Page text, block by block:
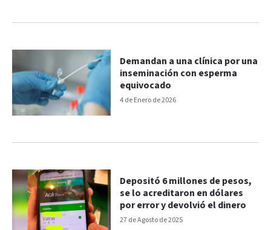
4 de Enero de 2026
Demandan a una clínica por una
inseminación con esperma
equivocado
27 de Agosto de 2025
Depositó 6 millones de pesos,
se lo acreditaron en dólares
por error y devolvió el dinero